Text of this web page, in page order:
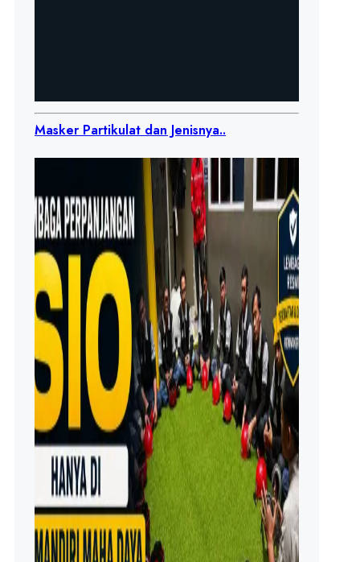
Masker Partikulat dan Jenisnya..